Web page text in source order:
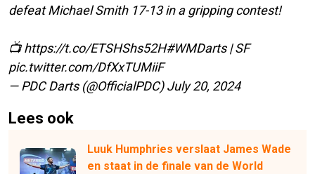
defeat Michael Smith 17-13 in a gripping contest!
📺https://t.co/ETSHShs52H#WMDarts| SF
pic.twitter.com/DfXxTUMiiF
— PDC Darts (@OfficialPDC)July 20, 2024
Lees ook
Luuk Humphries verslaat James Wade
en staat in de finale van de World